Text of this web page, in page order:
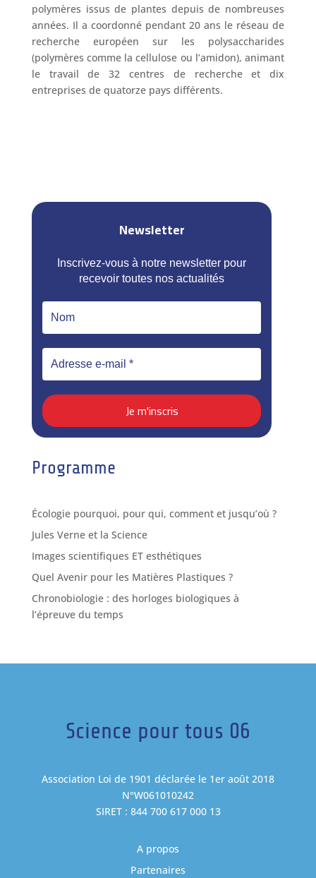
polymères issus de plantes depuis de nombreuses
années. Il a coordonné pendant 20 ans le réseau de
recherche européen sur les polysaccharides
(polymères comme la cellulose ou l’amidon), animant
le travail de 32 centres de recherche et dix
entreprises de quatorze pays différents.
Newsletter
Inscrivez-vous à notre newsletter pour
recevoir toutes nos actualités
Programme
Écologie pourquoi, pour qui, comment et jusqu’où ?
Jules Verne et la Science
Images scientifiques ET esthétiques
Quel Avenir pour les Matières Plastiques ?
Chronobiologie : des horloges biologiques à
l’épreuve du temps
Science pour tous 06
Association Loi de 1901 déclarée le 1er août 2018
N°W061010242
SIRET : 844 700 617 000 13
A propos
Partenaires